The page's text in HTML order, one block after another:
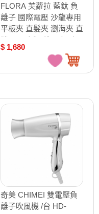
FLORA 芙蘿拉 藍鈦 負
離子 國際電壓 沙龍專用
平板夾 直髮夾 瀏海夾 直
$ 1,680
奇美 CHIMEI 雙電壓負
離子吹風機 /台 HD-